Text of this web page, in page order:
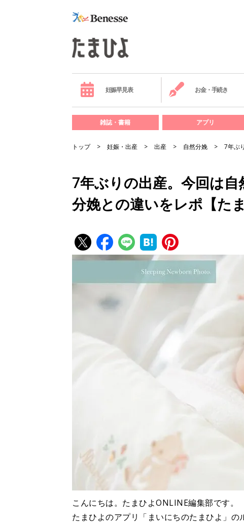
妊娠早見表 お金・手続き
雑誌・書籍 アプリ
トップ 妊娠・出産 出産 自然分娩 7年ぶ
7年ぶりの出産。今回は
分娩との違いをレポ【た
こんにちは。たまひよONLINE編集部です。
たまひよのアプリ「まいにちのたまひよ」